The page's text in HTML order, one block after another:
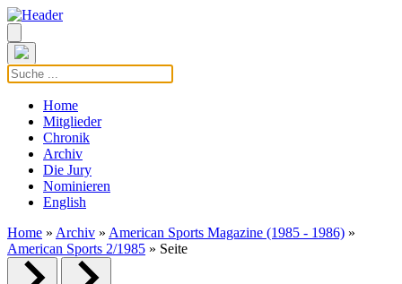
Home
Mitglieder
Chronik
Archiv
Die Jury
Nominieren
English
Home » Archiv » American Sports Magazine (1985 - 1986) »
American Sports 2/1985 » Seite